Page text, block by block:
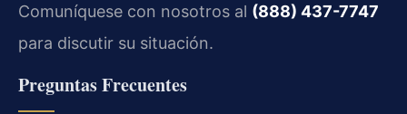
Comuníquese con nosotros al (888) 437-7747
para discutir su situación.
Preguntas Frecuentes